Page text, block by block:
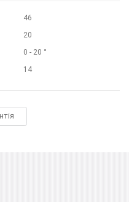
46
20
0 - 20 °
14